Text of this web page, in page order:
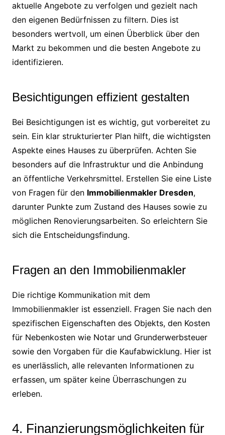
aktuelle Angebote zu verfolgen und gezielt nach
den eigenen Bedürfnissen zu filtern. Dies ist
besonders wertvoll, um einen Überblick über den
Markt zu bekommen und die besten Angebote zu
identifizieren.
Besichtigungen effizient gestalten
Bei Besichtigungen ist es wichtig, gut vorbereitet zu
sein. Ein klar strukturierter Plan hilft, die wichtigsten
Aspekte eines Hauses zu überprüfen. Achten Sie
besonders auf die Infrastruktur und die Anbindung
an öffentliche Verkehrsmittel. Erstellen Sie eine Liste
von Fragen für den Immobilienmakler Dresden,
darunter Punkte zum Zustand des Hauses sowie zu
möglichen Renovierungsarbeiten. So erleichtern Sie
sich die Entscheidungsfindung.
Fragen an den Immobilienmakler
Die richtige Kommunikation mit dem
Immobilienmakler ist essenziell. Fragen Sie nach den
spezifischen Eigenschaften des Objekts, den Kosten
für Nebenkosten wie Notar und Grunderwerbsteuer
sowie den Vorgaben für die Kaufabwicklung. Hier ist
es unerlässlich, alle relevanten Informationen zu
erfassen, um später keine Überraschungen zu
erleben.
4. Finanzierungsmöglichkeiten für